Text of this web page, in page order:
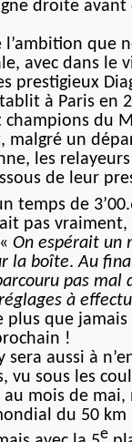
droite
l’ambition que
avec dans le
prestigieux
à Paris en
du
malgré un
les
de leur
temps de
pas
On espérait un
la boîte.Au
pas mal
à
plus que
!
sera aussi à
vu sous les
mois de mai,
du 50 km
e